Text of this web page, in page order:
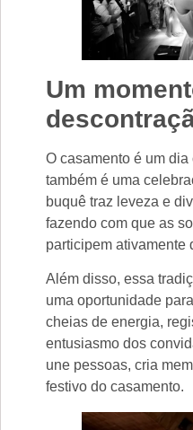
Um
O casamento é um
também é uma
buquê traz leveza e
fazendo com que as
participem ativamente
Além disso, essa
uma oportunidade
cheias de energia,
entusiasmo dos
une pessoas, cria
festivo do casamento.